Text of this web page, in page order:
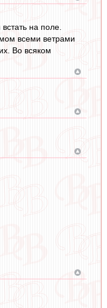
на поле.
всеми ветрами
Во всяком